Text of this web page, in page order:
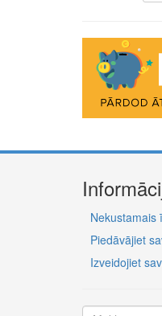
The exchange
0.03%,
Nekustamais
Piedāvājiet
Izveidojiet